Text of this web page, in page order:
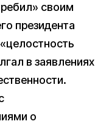
своим
президента
в заявлениях
о